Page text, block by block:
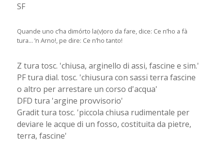
SF
Quande uno c’ha dimórto la(v)oro da fare, dice: Ce n’ho a fà
tura... ’n Arno!, pe dire: Ce n’ho tanto!
Z tura tosc. 'chiusa, arginello di assi, fascine e sim.'
PF tura dial. tosc. 'chiusura con sassi terra fascine
o altro per arrestare un corso d'acqua'
DFD tura 'argine provvisorio'
Gradit tura tosc. 'piccola chiusa rudimentale per
deviare le acque di un fosso, costituita da pietre,
terra, fascine'